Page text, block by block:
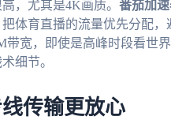
，尤其是4K画质。 番茄加
体育直播的流量优先分配
带宽，即使是高峰时段看世
细节。
传输更放心